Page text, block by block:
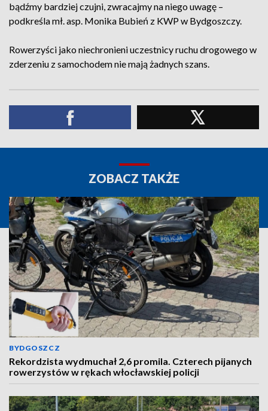
bądźmy bardziej czujni, zwracajmy na niego uwagę –
podkreśla mł. asp. Monika Bubień z KWP w Bydgoszczy.
Rowerzyści jako niechronieni uczestnicy ruchu drogowego w
zderzeniu z samochodem nie mają żadnych szans.
ZOBACZ TAKŻE
BYDGOSZCZ
Rekordzista wydmuchał 2,6 promila. Czterech pijanych
rowerzystów w rękach włocławskiej policji